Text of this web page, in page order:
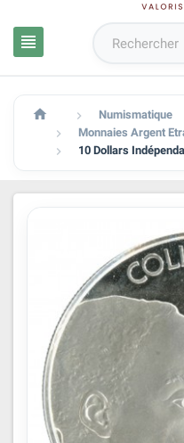

  Numismatique
 Monnaies Argent
 10 Dollars